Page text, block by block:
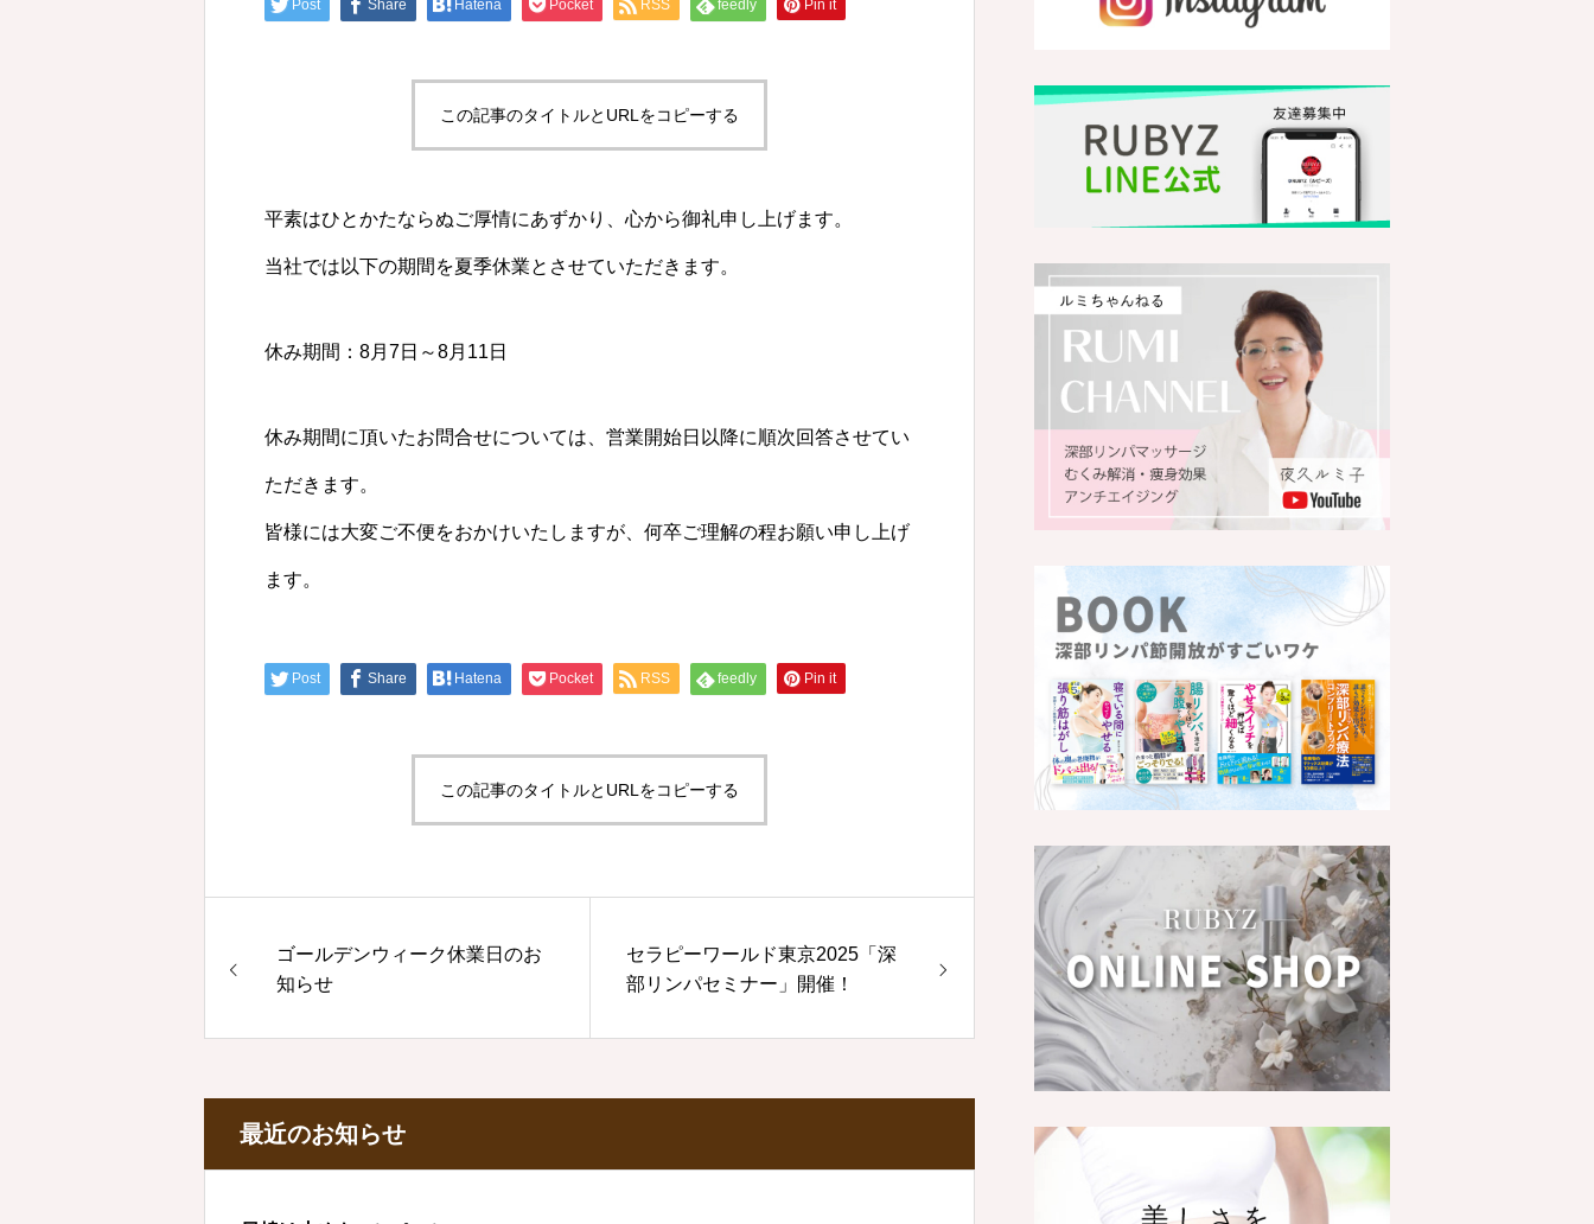
Post Share Hatena Pocket RSS feedly Pin it
この記事のタイトルとURLをコピーする
平素はひとかたならぬご厚情にあずかり、心から御礼申し上げます。
当社では以下の期間を夏季休業とさせていただきます。
休み期間：8月7日～8月11日
休み期間に頂いたお問合せについては、営業開始日以降に順次回答させてい
ただきます。
皆様には大変ご不便をおかけいたしますが、何卒ご理解の程お願い申し上げ
ます。
Post Share Hatena Pocket RSS feedly Pin it
この記事のタイトルとURLをコピーする
ゴールデンウィーク休業日のお
知らせ
セラピーワールド東京2025「深
部リンパセミナー」開催！
最近のお知らせ